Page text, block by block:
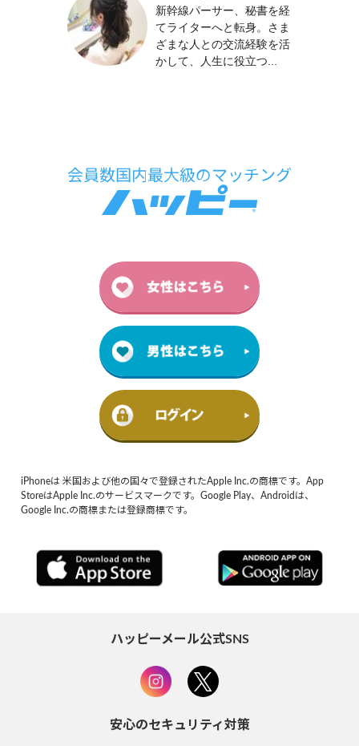
新幹線パーサー、秘書を経
てライターへと転身。さま
ざまな人との交流経験を活
かして、人生に役立つ...
iPhoneは 米国および他の国々で登録されたApple Inc.の商標です。App
StoreはApple Inc.のサービスマークです。Google Play、Androidは、
Google Inc.の商標または登録商標です。
ハッピーメール公式SNS
安心のセキュリティ対策